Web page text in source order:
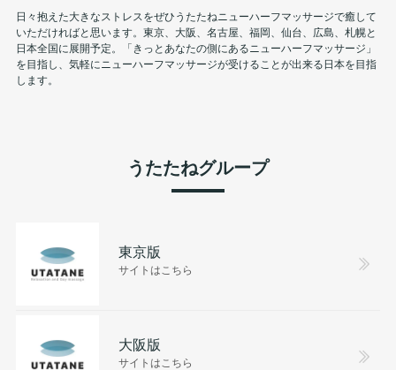
日々抱えた大きなストレスをぜひうたたねニューハーフマッサージで癒して
いただければと思います。東京、大阪、名古屋、福岡、仙台、広島、札幌と
日本全国に展開予定。「きっとあなたの側にあるニューハーフマッサージ」
を目指し、気軽にニューハーフマッサージが受けることが出来る日本を目指
します。
うたたねグループ
東京版
サイトはこちら
大阪版
サイトはこちら